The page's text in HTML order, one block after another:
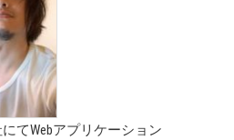
てWebアプリケーション